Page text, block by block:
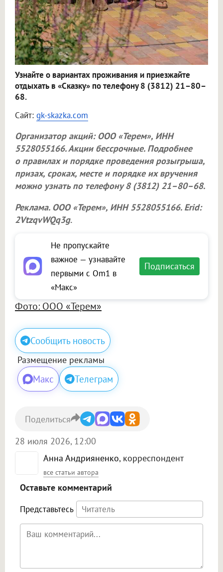
Узнайте о вариантах проживания и приезжайте
отдыхать в «Сказку» по телефону 8 (3812) 21–80–
68.
Сайт: gk-skazka.com
Организатор акций: ООО «Терем», ИНН
5528055166. Акции бессрочные. Подробнее
о правилах и порядке проведения розыгрыша,
призах, сроках, месте и порядке их вручения
можно узнать по телефону 8 (3812) 21–80–68.
Реклама. ООО «Терем», ИНН 5528055166. Erid:
2VtzqvWQq3g.
Не пропускайте
важное — узнавайте
первыми с Om1 в
«Макс»
Подписаться
Фото: ООО «Терем»
Сообщить новость
Размещение рекламы
Макс Телеграм
Анна Андрияненко, корреспондент
все статьи автора
28 июля 2026, 12:00
Поделиться
Оставьте комментарий
Представьтесь